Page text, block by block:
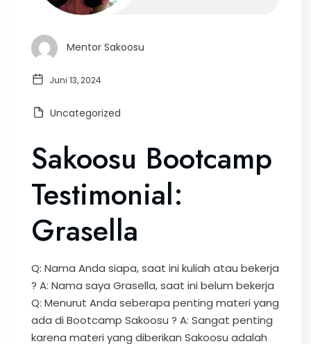
Mentor Sakoosu
Juni 13, 2024
Uncategorized
Sakoosu Bootcamp
Testimonial:
Grasella
Q: Nama Anda siapa, saat ini kuliah atau bekerja
? A: Nama saya Grasella, saat ini belum bekerja
Q: Menurut Anda seberapa penting materi yang
ada di Bootcamp Sakoosu ? A: Sangat penting
karena materi yang diberikan Sakoosu adalah